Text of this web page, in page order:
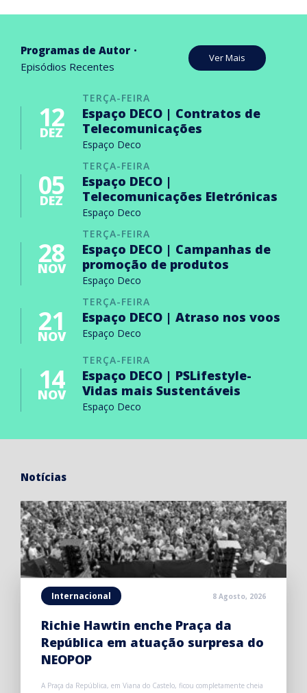
Programas de Autor
Episódios Recentes
Ver Mais
TERÇA-FEIRA
12
DEZ
Espaço DECO | Contratos de
Telecomunicações
Espaço Deco
TERÇA-FEIRA
05
DEZ
Espaço DECO |
Telecomunicações Eletrónicas
Espaço Deco
TERÇA-FEIRA
28
NOV
Espaço DECO | Campanhas de
promoção de produtos
Espaço Deco
TERÇA-FEIRA
21
NOV
Espaço DECO | Atraso nos voos
Espaço Deco
TERÇA-FEIRA
14
NOV
Espaço DECO | PSLifestyle-
Vidas mais Sustentáveis
Espaço Deco
Notícias
Internacional 8 Agosto, 2026
Richie Hawtin enche Praça da
República em atuação surpresa do
NEOPOP
A Praça da República, em Viana do Castelo, ficou completamente cheia